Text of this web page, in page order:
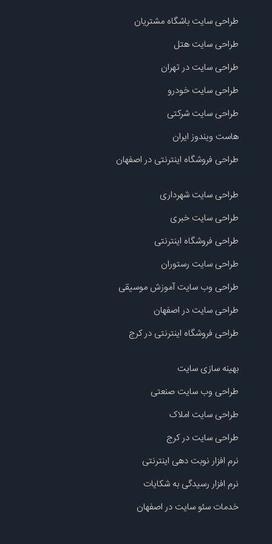
طراحی سایت باشگاه مشتریان
طراحی سایت هتل
طراحی سایت در تهران
طراحی سایت خودرو
طراحی سایت شرکتی
هاست ویندوز ایران
طراحی فروشگاه اینترنتی در اصفهان
طراحی سایت شهرداری
طراحی سایت خبری
طراحی فروشگاه اینترنتی
طراحی سایت رستوران
طراحی وب سایت آموزش موسیقی
طراحی سایت در اصفهان
طراحی فروشگاه اینترنتی در کرج
بهینه سازی سایت
طراحی وب سایت صنعتی
طراحی سایت املاک
طراحی سایت در کرج
نرم افزار نوبت دهی اینترنتی
نرم افزار رسیدگی به شکایات
خدمات سئو سایت در اصفهان